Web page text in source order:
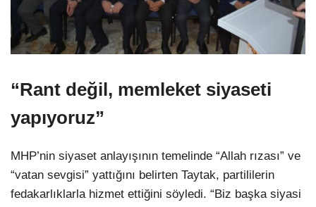
“Rant değil, memleket siyaseti
yapıyoruz”
MHP’nin siyaset anlayışının temelinde “Allah rızası” ve
“vatan sevgisi” yattığını belirten Taytak, partililerin
fedakarlıklarla hizmet ettiğini söyledi. “Biz başka siyasi